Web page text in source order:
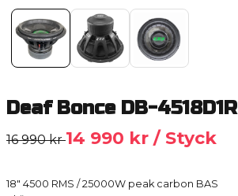
Deaf Bonce DB-4518D1R
16 990 kr14 990 kr / Styck
18" 4500 RMS / 25000W peak carbon BAS